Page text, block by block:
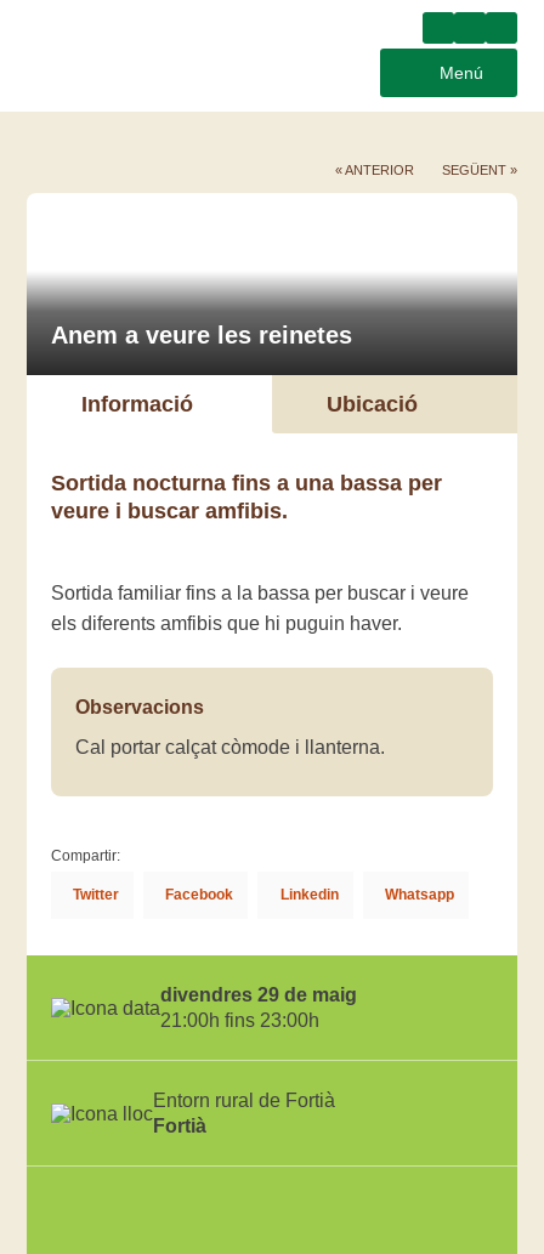
Menú
« ANTERIOR SEGÜENT »
Anem a veure les reinetes
Informació Ubicació
Sortida nocturna fins a una bassa per
veure i buscar amfibis.
Sortida familiar fins a la bassa per buscar i veure
els diferents amfibis que hi puguin haver.
Observacions
Cal portar calçat còmode i llanterna.
Compartir:
Twitter Facebook Linkedin Whatsapp
divendres 29 de maig
21:00h fins 23:00h
Entorn rural de Fortià
Fortià